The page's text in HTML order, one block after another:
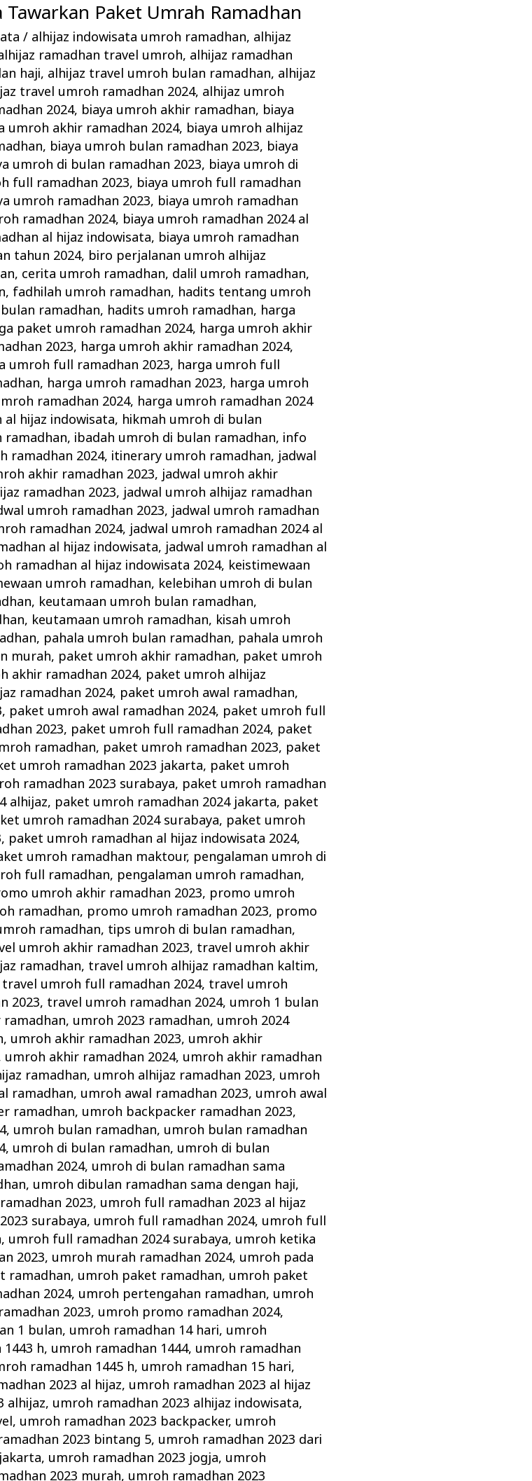
Paket Umrah Ramadhan
/ alhijaz indowisata umroh ramadhan, alhijaz
ramadhan travel umroh, alhijaz ramadhan
haji, alhijaz travel umroh bulan ramadhan, alhijaz
travel umroh ramadhan 2024, alhijaz umroh
2024, biaya umroh akhir ramadhan, biaya
umroh akhir ramadhan 2024, biaya umroh alhijaz
, biaya umroh bulan ramadhan 2023, biaya
umroh di bulan ramadhan 2023, biaya umroh di
full ramadhan 2023, biaya umroh full ramadhan
umroh ramadhan 2023, biaya umroh ramadhan
ramadhan 2024, biaya umroh ramadhan 2024 al
al hijaz indowisata, biaya umroh ramadhan
tahun 2024, biro perjalanan umroh alhijaz
, cerita umroh ramadhan, dalil umroh ramadhan,
, fadhilah umroh ramadhan, hadits tentang umroh
ramadhan, hadits umroh ramadhan, harga
paket umroh ramadhan 2024, harga umroh akhir
2023, harga umroh akhir ramadhan 2024,
umroh full ramadhan 2023, harga umroh full
, harga umroh ramadhan 2023, harga umroh
ramadhan 2024, harga umroh ramadhan 2024
hijaz indowisata, hikmah umroh di bulan
ramadhan, ibadah umroh di bulan ramadhan, info
ramadhan 2024, itinerary umroh ramadhan, jadwal
akhir ramadhan 2023, jadwal umroh akhir
ramadhan 2023, jadwal umroh alhijaz ramadhan
umroh ramadhan 2023, jadwal umroh ramadhan
ramadhan 2024, jadwal umroh ramadhan 2024 al
al hijaz indowisata, jadwal umroh ramadhan al
ramadhan al hijaz indowisata 2024, keistimewaan
umroh ramadhan, kelebihan umroh di bulan
, keutamaan umroh bulan ramadhan,
, keutamaan umroh ramadhan, kisah umroh
, pahala umroh bulan ramadhan, pahala umroh
murah, paket umroh akhir ramadhan, paket umroh
akhir ramadhan 2024, paket umroh alhijaz
ramadhan 2024, paket umroh awal ramadhan,
, paket umroh awal ramadhan 2024, paket umroh full
2023, paket umroh full ramadhan 2024, paket
ramadhan, paket umroh ramadhan 2023, paket
umroh ramadhan 2023 jakarta, paket umroh
ramadhan 2023 surabaya, paket umroh ramadhan
alhijaz, paket umroh ramadhan 2024 jakarta, paket
umroh ramadhan 2024 surabaya, paket umroh
, paket umroh ramadhan al hijaz indowisata 2024,
umroh ramadhan maktour, pengalaman umroh di
full ramadhan, pengalaman umroh ramadhan,
umroh akhir ramadhan 2023, promo umroh
ramadhan, promo umroh ramadhan 2023, promo
ramadhan, tips umroh di bulan ramadhan,
umroh akhir ramadhan 2023, travel umroh akhir
ramadhan, travel umroh alhijaz ramadhan kaltim,
travel umroh full ramadhan 2024, travel umroh
2023, travel umroh ramadhan 2024, umroh 1 bulan
, umroh 2023 ramadhan, umroh 2024
, umroh akhir ramadhan 2023, umroh akhir
umroh akhir ramadhan 2024, umroh akhir ramadhan
ramadhan, umroh alhijaz ramadhan 2023, umroh
ramadhan, umroh awal ramadhan 2023, umroh awal
ramadhan, umroh backpacker ramadhan 2023,
, umroh bulan ramadhan, umroh bulan ramadhan
, umroh di bulan ramadhan, umroh di bulan
2024, umroh di bulan ramadhan sama
, umroh dibulan ramadhan sama dengan haji,
2023, umroh full ramadhan 2023 al hijaz
surabaya, umroh full ramadhan 2024, umroh full
, umroh full ramadhan 2024 surabaya, umroh ketika
2023, umroh murah ramadhan 2024, umroh pada
ramadhan, umroh paket ramadhan, umroh paket
2024, umroh pertengahan ramadhan, umroh
2023, umroh promo ramadhan 2024,
1 bulan, umroh ramadhan 14 hari, umroh
h, umroh ramadhan 1444, umroh ramadhan
ramadhan 1445 h, umroh ramadhan 15 hari,
2023 al hijaz, umroh ramadhan 2023 al hijaz
alhijaz, umroh ramadhan 2023 alhijaz indowisata,
, umroh ramadhan 2023 backpacker, umroh
2023 bintang 5, umroh ramadhan 2023 dari
, umroh ramadhan 2023 jogja, umroh
2023 murah, umroh ramadhan 2023